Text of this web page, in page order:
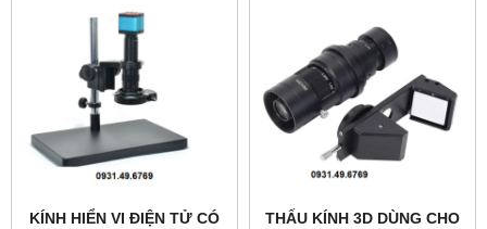
KÍNH HIỂN VI ĐIỆN TỬ CÓ
THẤU KÍNH 3D DÙNG CHO